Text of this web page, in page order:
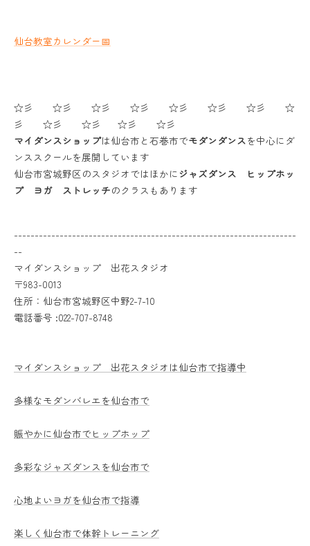
仙台教室カレンダー📅
☆彡 ☆彡 ☆彡 ☆彡 ☆彡 ☆彡 ☆彡 ☆
彡 ☆彡 ☆彡 ☆彡 ☆彡
マイダンスショップは仙台市と石巻市でモダンダンスを中心にダ
ンススクールを展開しています
仙台市宮城野区のスタジオではほかに ジャズダンス ヒップホッ
プ ヨガ ストレッチのクラスもあります
--------------------------------------------------------------------
--
マイダンスショップ 出花スタジオ
〒983-0013
住所：仙台市宮城野区中野2-7-10
電話番号 :022-707-8748
マイダンスショップ 出花スタジオは仙台市で指導中
多様なモダンバレエを仙台市で
賑やかに仙台市でヒップホップ
多彩なジャズダンスを仙台市で
心地よいヨガを仙台市で指導
楽しく仙台市で体幹トレーニング